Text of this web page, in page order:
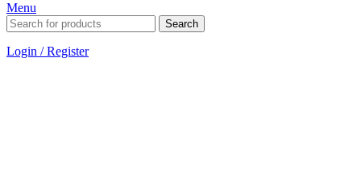
Menu
Search
Login / Register